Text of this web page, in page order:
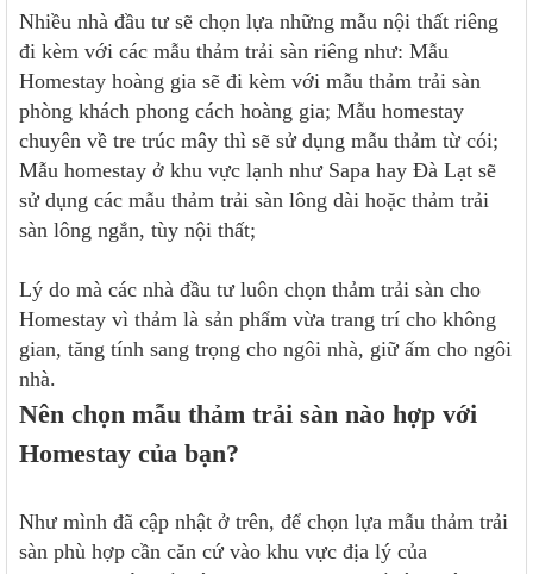
Nhiều nhà đầu tư sẽ chọn lựa những mẫu nội thất riêng
đi kèm với các mẫu thảm trải sàn riêng như: Mẫu
Homestay hoàng gia sẽ đi kèm với mẫu thảm trải sàn
phòng khách phong cách hoàng gia; Mẫu homestay
chuyên về tre trúc mây thì sẽ sử dụng mẫu thảm từ cói;
Mẫu homestay ở khu vực lạnh như Sapa hay Đà Lạt sẽ
sử dụng các mẫu thảm trải sàn lông dài hoặc thảm trải
sàn lông ngắn, tùy nội thất;
Lý do mà các nhà đầu tư luôn chọn thảm trải sàn cho
Homestay vì thảm là sản phẩm vừa trang trí cho không
gian, tăng tính sang trọng cho ngôi nhà, giữ ấm cho ngôi
nhà.
Nên chọn mẫu thảm trải sàn nào hợp với
Homestay của bạn?
Như mình đã cập nhật ở trên, để chọn lựa mẫu thảm trải
sàn phù hợp cần căn cứ vào khu vực địa lý của